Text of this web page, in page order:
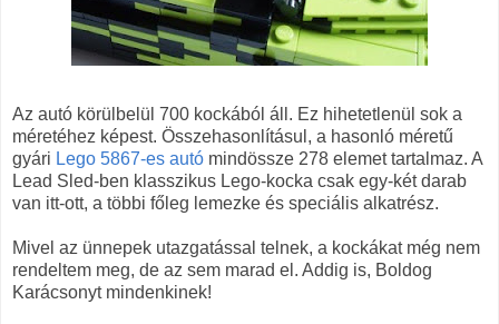
Az autó körülbelül 700 kockából áll. Ez hihetetlenül sok a
méretéhez képest. Összehasonlításul, a hasonló méretű
gyári Lego 5867-es autó mindössze 278 elemet tartalmaz. A
Lead Sled-ben klasszikus Lego-kocka csak egy-két darab
van itt-ott, a többi főleg lemezke és speciális alkatrész.
Mivel az ünnepek utazgatással telnek, a kockákat még nem
rendeltem meg, de az sem marad el. Addig is, Boldog
Karácsonyt mindenkinek!